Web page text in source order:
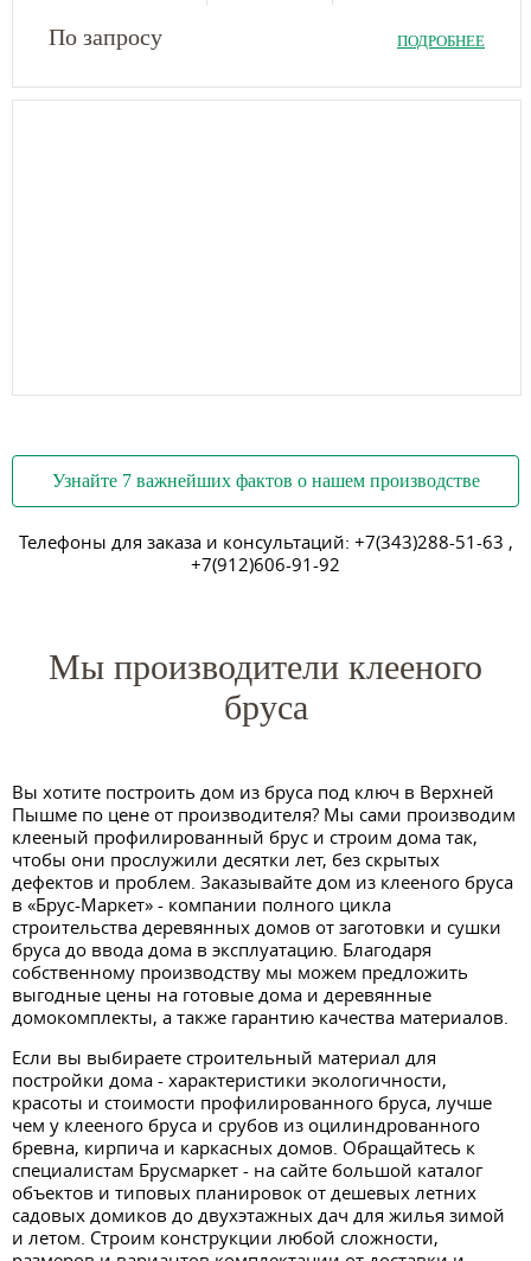
По запросу ПОДРОБНЕЕ
Узнайте 7 важнейших фактов о нашем производстве
Телефоны для заказа и консультаций: +7(343)288-51-63 ,
+7(912)606-91-92
Мы производители клееного
бруса
Вы хотите построить дом из бруса под ключ в Верхней
Пышме по цене от производителя? Мы сами производим
клееный профилированный брус и строим дома так,
чтобы они прослужили десятки лет, без скрытых
дефектов и проблем. Заказывайте дом из клееного бруса
в «Брус-Маркет» - компании полного цикла
строительства деревянных домов от заготовки и сушки
бруса до ввода дома в эксплуатацию. Благодаря
собственному производству мы можем предложить
выгодные цены на готовые дома и деревянные
домокомплекты, а также гарантию качества материалов.
Если вы выбираете строительный материал для
постройки дома - характеристики экологичности,
красоты и стоимости профилированного бруса, лучше
чем у клееного бруса и срубов из оцилиндрованного
бревна, кирпича и каркасных домов. Обращайтесь к
специалистам Брусмаркет - на сайте большой каталог
объектов и типовых планировок от дешевых летних
садовых домиков до двухэтажных дач для жилья зимой
и летом. Строим конструкции любой сложности,